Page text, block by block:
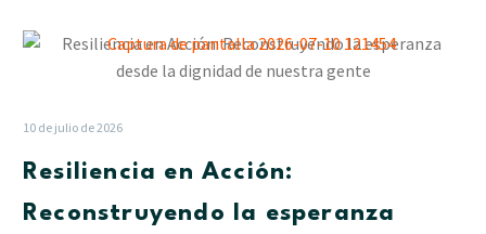
Resiliencia
en
esperanza
desde
10 de julio de 2026
Resiliencia en Acción:
Reconstruyendo la esperanza